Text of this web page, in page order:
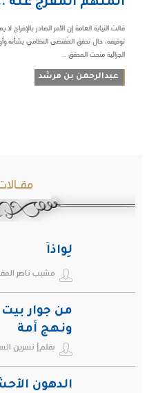
قالت النيابة العامة إن الأمر الصادر
الجزائية منحت المحقق ...
عبدالرحمن بن مرشد
لِواذاً
مشبب ناصر
من جوار بيت
ونهج أمة
بقلم| نسرين
الدهون